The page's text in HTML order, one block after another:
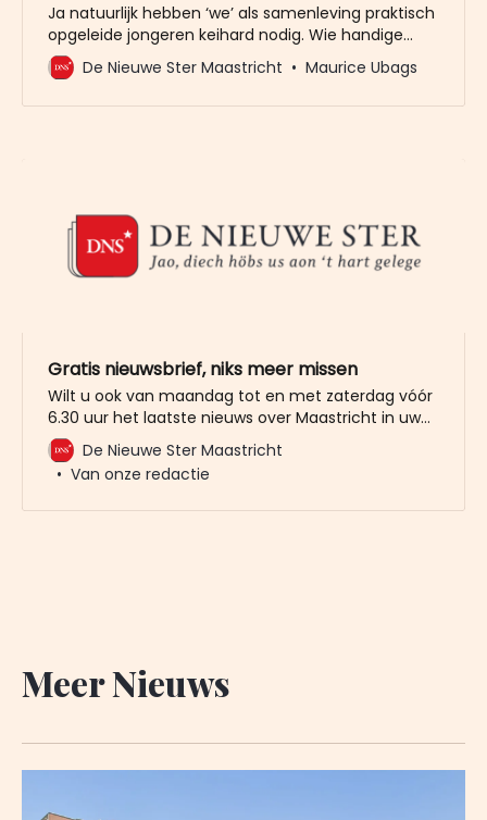
Ja natuurlijk hebben ‘we’ als samenleving praktisch
opgeleide jongeren keihard nodig. Wie handige
handjes weet te koppelen aan een klein beetje
zakelijk inzicht, is een van de miljonairs van de
De Nieuwe Ster Maastricht Maurice Ubags
Gratis nieuwsbrief, niks meer missen
Wilt u ook van maandag tot en met zaterdag vóór
6.30 uur het laatste nieuws over Maastricht in uw
mailbox? Meld u dan gratis aan voor de nieuwbrief
van De Nieuwe Ster. Meer dan 20.000 trouwe lezers
gingen u al voor. Het enige wat wij van u vragen
De Nieuwe Ster Maastricht
Van onze redactie
Meer Nieuws